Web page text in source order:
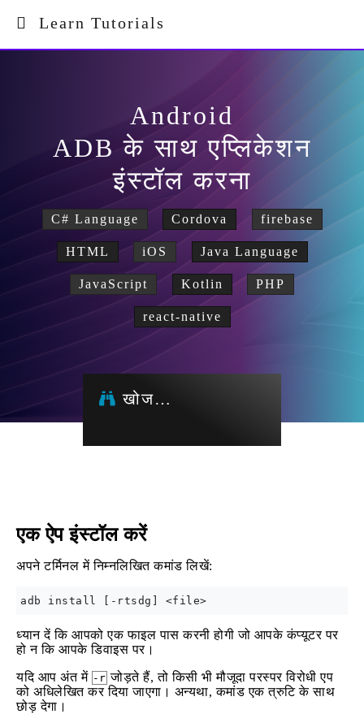
Learn Tutorials
Android
ADB के साथ एप्लिकेशन
इंस्टॉल करना
C# Language Cordova firebase
HTML iOS Java Language
JavaScript Kotlin PHP
react-native
खोज…
एक ऐप इंस्टॉल करें
अपने टर्मिनल में निम्नलिखित कमांड लिखें:
ध्यान दें कि आपको एक फाइल पास करनी होगी जो आपके कंप्यूटर पर
हो न कि आपके डिवाइस पर।
यदि आप अंत में -r जोड़ते हैं, तो किसी भी मौजूदा परस्पर विरोधी एप
को अधिलेखित कर दिया जाएगा। अन्यथा, कमांड एक त्रुटि के साथ
छोड़ देगा।